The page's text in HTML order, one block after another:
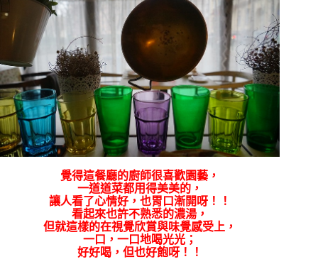
覺得這餐廳的廚師很喜歡園藝，
一道道菜都用得美美的，
讓人看了心情好，也胃口漸開呀！！
看起來也許不熟悉的濃湯，
但就這樣的在視覺欣賞與味覺感受上，
一口，一口地喝光光；
好好喝，但也好飽呀！！